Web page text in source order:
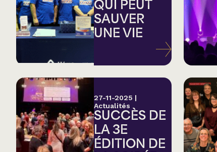
Famille
Spectacles en
QUI PEUT
SAUVER
UNE VIE
27-11-2025 |
Actualités
SUCCÈS DE
LA 3E
ÉDITION DE